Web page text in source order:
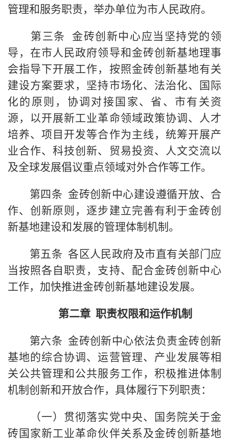
管理和服务职责，举办单位为市人民政府。
第三条 金砖创新中心应当坚持党的领
导，在市人民政府领导和金砖创新基地理事
会指导下开展工作，按照金砖创新基地有关
建设方案要求，坚持市场化、法治化、国际
化的原则，协调对接国家、省、市有关资
源，以开展新工业革命领域政策协调、人才
培养、项目开发等合作为主线，统筹开展产
业合作、科技创新、贸易投资、人文交流以
及全球发展倡议重点领域对外合作等工作。
第四条 金砖创新中心建设遵循开放、合
作、创新原则，逐步建立完善有利于金砖创
新基地建设和发展的管理体制机制。
第五条 各区人民政府及市直有关部门应
当按照各自职责，支持、配合金砖创新中心
工作，加快推进金砖创新基地建设发展。
第二章 职责权限和运作机制
第六条 金砖创新中心依法负责金砖创新
基地的综合协调、运营管理、产业发展等相
关公共管理和公共服务工作，积极推进体制
机制创新和开放合作，具体履行下列职责：
（一）贯彻落实党中央、国务院关于金
砖国家新工业革命伙伴关系及金砖创新基地